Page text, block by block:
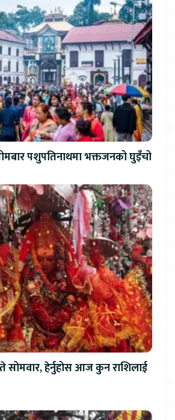
पशुपतिनाथमा भक्तजनको घुइँचो
सोमवार, हेर्नुहोस आज कुन राशिलाई